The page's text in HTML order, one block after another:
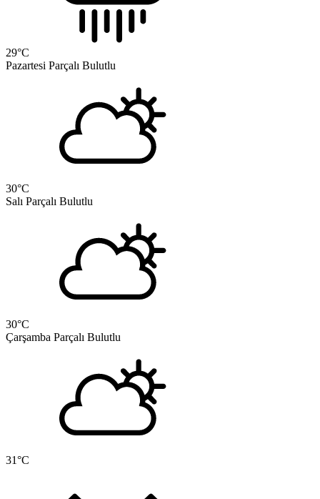
29°C
Pazartesi Parçalı Bulutlu
30°C
Salı Parçalı Bulutlu
30°C
Çarşamba Parçalı Bulutlu
31°C